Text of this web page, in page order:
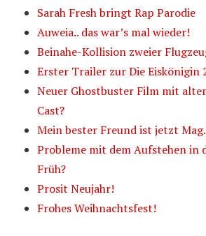
Sarah Fresh bringt Rap Parodie
Auweia.. das war’s mal wieder!
Beinahe-Kollision zweier
Erster Trailer zur Die Eiskönigin
Neuer Ghostbuster Film mit
Cast?
Mein bester Freund ist jetzt Mag.
Probleme mit dem Aufstehen in
Früh?
Prosit Neujahr!
Frohes Weihnachtsfest!